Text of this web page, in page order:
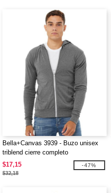
Bella+Canvas 3939 - Buzo unisex
triblend cierre completo
$17,15
$32,18
-47%